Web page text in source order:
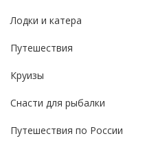
Лодки и катера
Путешествия
Круизы
Снасти для рыбалки
Путешествия по России